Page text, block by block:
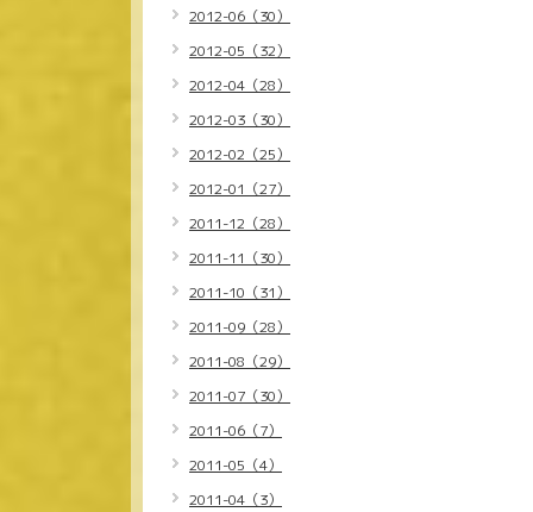
2012-06（30）
2012-05（32）
2012-04（28）
2012-03（30）
2012-02（25）
2012-01（27）
2011-12（28）
2011-11（30）
2011-10（31）
2011-09（28）
2011-08（29）
2011-07（30）
2011-06（7）
2011-05（4）
2011-04（3）